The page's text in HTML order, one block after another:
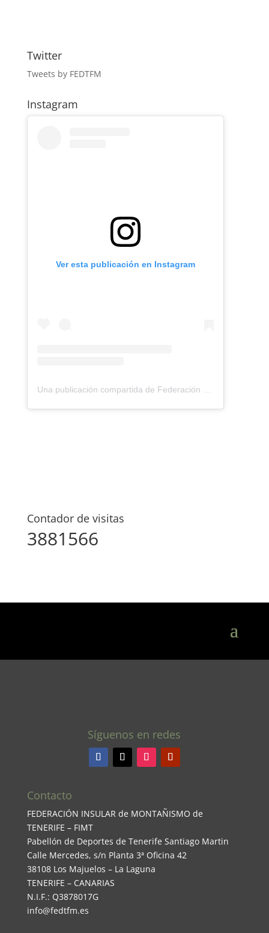
Twitter
Tweets by FEDTFM
Instagram
Ver esta publicación en Instagram
Una publicación compartida de Federación Montañismo Tenerife (@federacion_montanismo_tenerife)
Contador de visitas
3881566
Síguenos en redes
Contacto
FEDERACIÓN INSULAR de MONTAÑISMO de
TENERIFE – FIMT
Pabellón de Deportes de Tenerife Santiago Martin
Calle Mercedes, s/n Planta 3ª Oficina 42
38108 Los Majuelos – La Laguna
TENERIFE – CANARIAS
N.I.F.: Q3878017G
info@fedtfm.es